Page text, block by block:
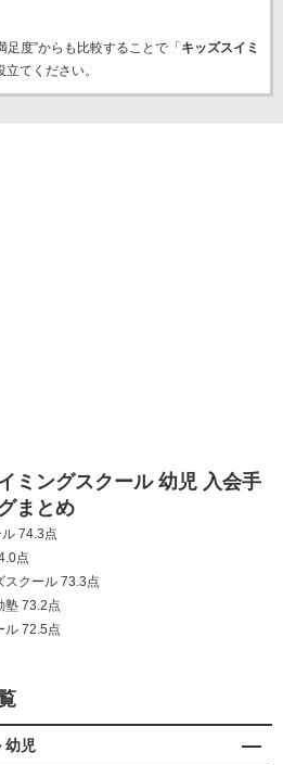
度”からも比較することで「 キッズスイミ
てください。
ミングスクール 幼児 入会手
まとめ
74.3点
点
スクール 73.3点
塾 73.2点
ル 72.5点
幼児